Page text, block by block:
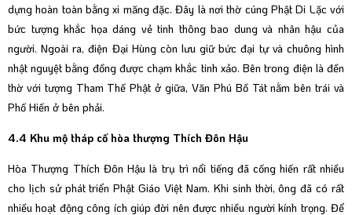
dựng hoàn toàn bằng xi măng đặc. Đây là nơi thờ cúng Phật Di Lặc với
bức tượng khắc họa dáng vẻ tinh thông bao dung và nhân hậu của
người. Ngoài ra, điện Đại Hùng còn lưu giữ bức đại tự và chuông hình
nhật nguyệt bằng đồng được chạm khắc tinh xảo. Bên trong điện là đền
thờ với tượng Tham Thế Phật ở giữa, Văn Phú Bồ Tát nằm bên trái và
Phố Hiến ở bên phải.
4.4 Khu mộ tháp cố hòa thượng Thích Đôn Hậu
Hòa Thượng Thích Đôn Hậu là trụ trì nổi tiếng đã cống hiến rất nhiều
cho lịch sử phát triển Phật Giáo Việt Nam. Khi sinh thời, ông đã có rất
nhiều hoạt động công ích giúp đời nên được nhiều người kính trọng. Để